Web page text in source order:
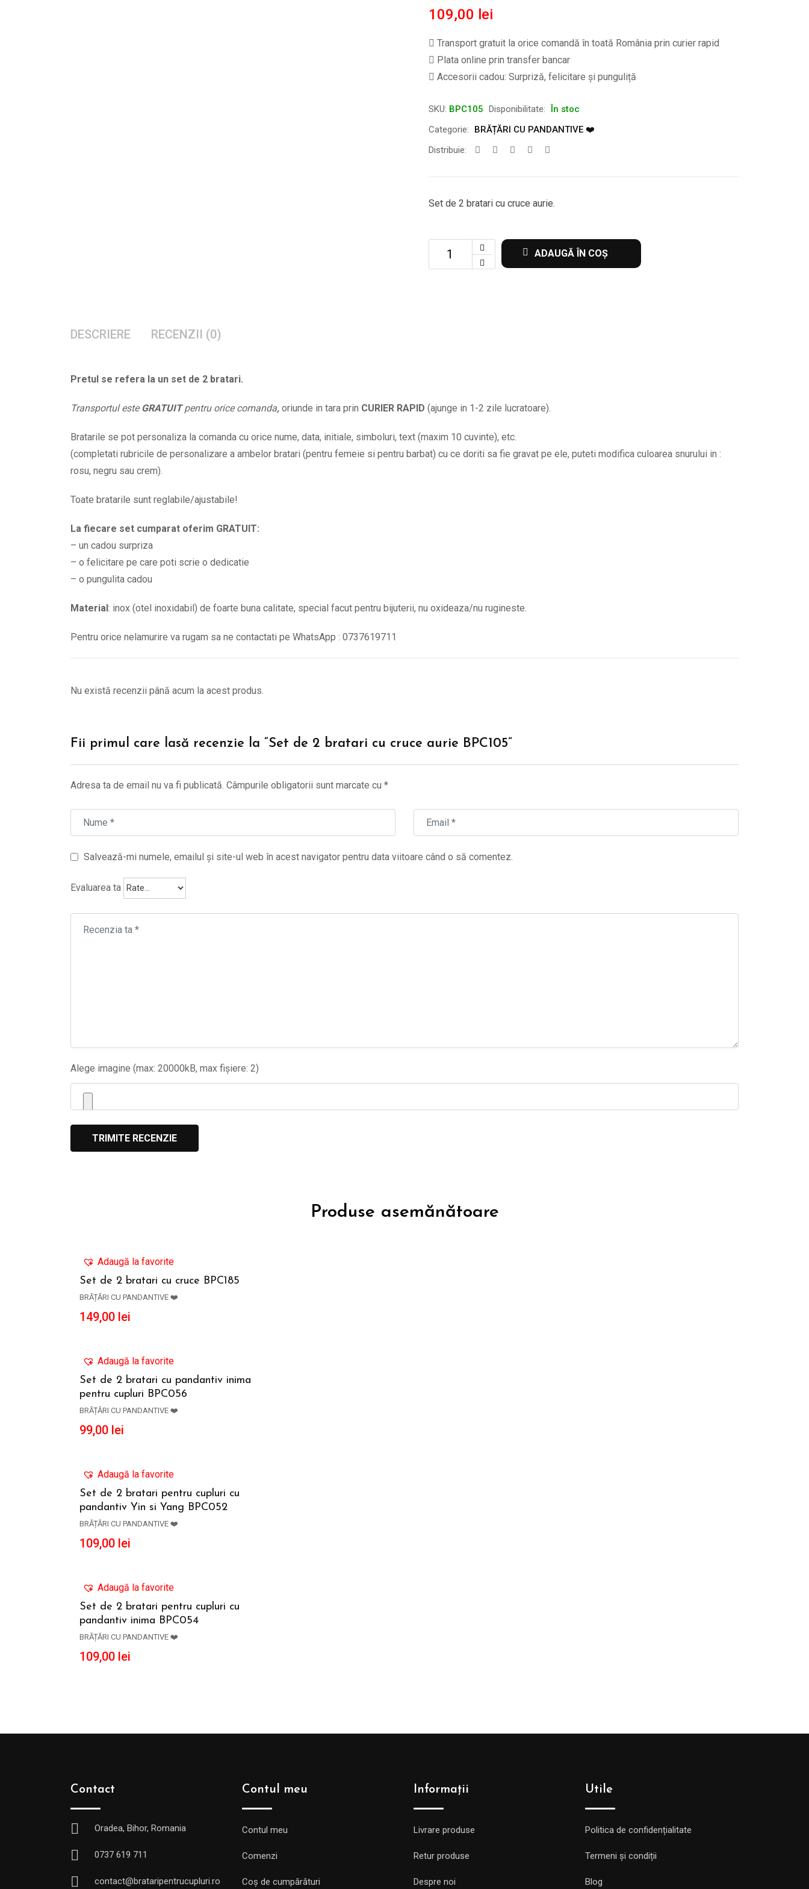
109,00 lei
Transport gratuit la orice comandă în toată România prin curier rapid
Plata online prin transfer bancar
Accesorii cadou: Surpriză, felicitare și punguliță
SKU: BPC105 Disponibilitate: În stoc
Categorie:
BRĂȚĂRI CU PANDANTIVE ❤️
Distribuie:
Set de 2 bratari cu cruce aurie.
ADAUGĂ ÎN COȘ
DESCRIERE RECENZII (0)
Pretul se refera la un set de 2 bratari.
Transportul esteGRATUITpentru orice comanda, oriunde in tara prin CURIER RAPID (ajunge in 1-2 zile lucratoare).
Bratarile se pot personaliza la comanda cu orice nume, data, initiale, simboluri, text (maxim 10 cuvinte), etc.
(completati rubricile de personalizare a ambelor bratari (pentru femeie si pentru barbat) cu ce doriti sa fie gravat pe ele, puteti modifica culoarea snurului in :
rosu, negru sau crem).
Toate bratarile sunt reglabile/ajustabile!
La fiecare set cumparat oferim GRATUIT:
– un cadou surpriza
– o felicitare pe care poti scrie o dedicatie
– o pungulita cadou
Material: inox (otel inoxidabil) de foarte buna calitate, special facut pentru bijuterii, nu oxideaza/nu rugineste.
Pentru orice nelamurire va rugam sa ne contactati pe WhatsApp : 0737619711
Nu există recenzii până acum la acest produs.
Fii primul care lasă recenzie la “Set de 2 bratari cu cruce aurie BPC105”
Adresa ta de email nu va fi publicată. Câmpurile obligatorii sunt marcate cu *
Salvează-mi numele, emailul și site-ul web în acest navigator pentru data viitoare când o să comentez.
Evaluarea ta
Alege imagine (max: 20000kB, max fișiere: 2)
Produse asemănătoare
Adaugă la favorite
Set de 2 bratari cu cruce BPC185
BRĂȚĂRI CU PANDANTIVE ❤️
149,00 lei
Adaugă la favorite
Set de 2 bratari cu pandantiv inima
pentru cupluri BPC056
BRĂȚĂRI CU PANDANTIVE ❤️
99,00 lei
Adaugă la favorite
Set de 2 bratari pentru cupluri cu
pandantiv Yin si Yang BPC052
BRĂȚĂRI CU PANDANTIVE ❤️
109,00 lei
Adaugă la favorite
Set de 2 bratari pentru cupluri cu
pandantiv inima BPC054
BRĂȚĂRI CU PANDANTIVE ❤️
109,00 lei
Contact
Oradea, Bihor, Romania
0737 619 711
contact@brataripentrucupluri.ro
Contul meu
Contul meu
Comenzi
Coș de cumpărături
Informații
Livrare produse
Retur produse
Despre noi
Utile
Politica de confidențialitate
Termeni și condiții
Blog